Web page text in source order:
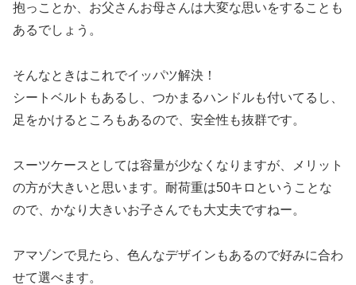
抱っことか、お父さんお母さんは大変な思いをすることも
あるでしょう。
そんなときはこれでイッパツ解決！
シートベルトもあるし、つかまるハンドルも付いてるし、
足をかけるところもあるので、安全性も抜群です。
スーツケースとしては容量が少なくなりますが、メリット
の方が大きいと思います。耐荷重は50キロということな
ので、かなり大きいお子さんでも大丈夫ですねー。
アマゾンで見たら、色んなデザインもあるので好みに合わ
せて選べます。